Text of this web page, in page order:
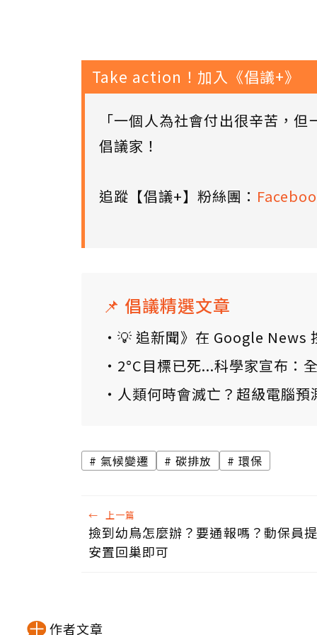
Take action！加入《倡議+》
「一個人為社會付出很辛苦，
倡議家！
追蹤【倡議+】粉絲團：
📌 倡議精選文章
💡 追新聞》在 Google News
2°C目標已死...科學家宣布：
人類何時會滅亡？超級電腦
氣候變遷 碳排放 環保
← 上一篇
撿到幼鳥怎麼辦？要通報嗎？動保員
安置回巢即可
作者文章